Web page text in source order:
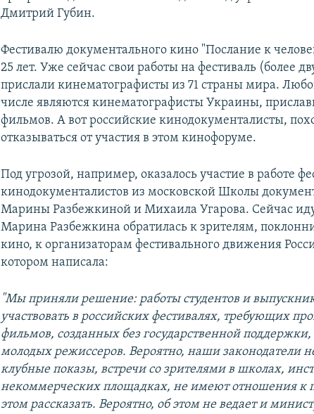
Дмитрий Губин.
Фестивалю документального кино "Послание к
25 лет. Уже сейчас свои работы на фестиваль (более
прислали кинематографисты из 71 страны мира.
числе являются кинематографисты Украины,
фильмов. А вот российские кинодокументалисты,
отказываться от участия в этом кинофоруме.
Под угрозой, например, оказалось участие в работе
кинодокументалистов из московской Школы
Марины Разбежкиной и Михаила Угарова. Сейчас
Марина Разбежкина обратилась к зрителям,
кино, к организаторам фестивального движения
котором написала:
"Мы приняли решение: работы студентов и
участвовать в российских фестивалях, требующих
фильмов, созданных без государственной поддержки,
молодых режиссеров. Вероятно, наши законодатели
клубные показы, встречи со зрителями в школах,
некоммерческих площадках, не имеют отношения к
этом рассказать. Вероятно, об этом не ведает и